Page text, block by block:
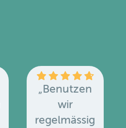
„Benutzen
wir
regelmässig